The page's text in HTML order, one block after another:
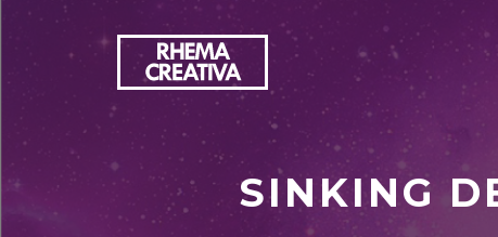
SINKING